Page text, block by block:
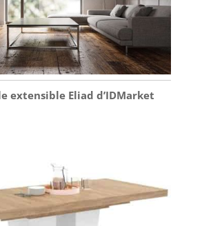
extensible Eliad d’IDMarket